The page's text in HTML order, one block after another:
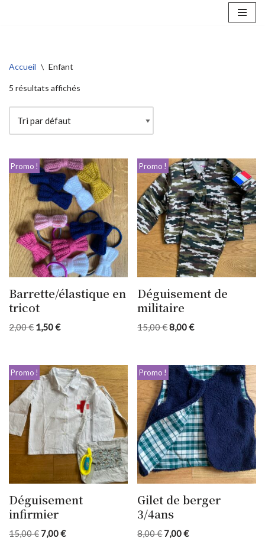
Accueil \ Enfant
5 résultats affichés
Promo !
Barrette/élastique en
tricot
2,00€ 1,50€
Promo !
Déguisement de
militaire
15,00€8,00€
Promo !
Déguisement
infirmier
15,00€ 7,00€
Promo !
Gilet de berger
3/4ans
8,00€ 7,00€